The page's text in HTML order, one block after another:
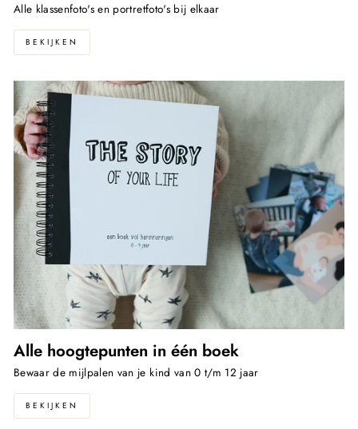
Alle klassenfoto's en portretfoto's bij elkaar
BEKIJKEN
Alle hoogtepunten in één boek
Bewaar de mijlpalen van je kind van 0 t/m 12 jaar
BEKIJKEN